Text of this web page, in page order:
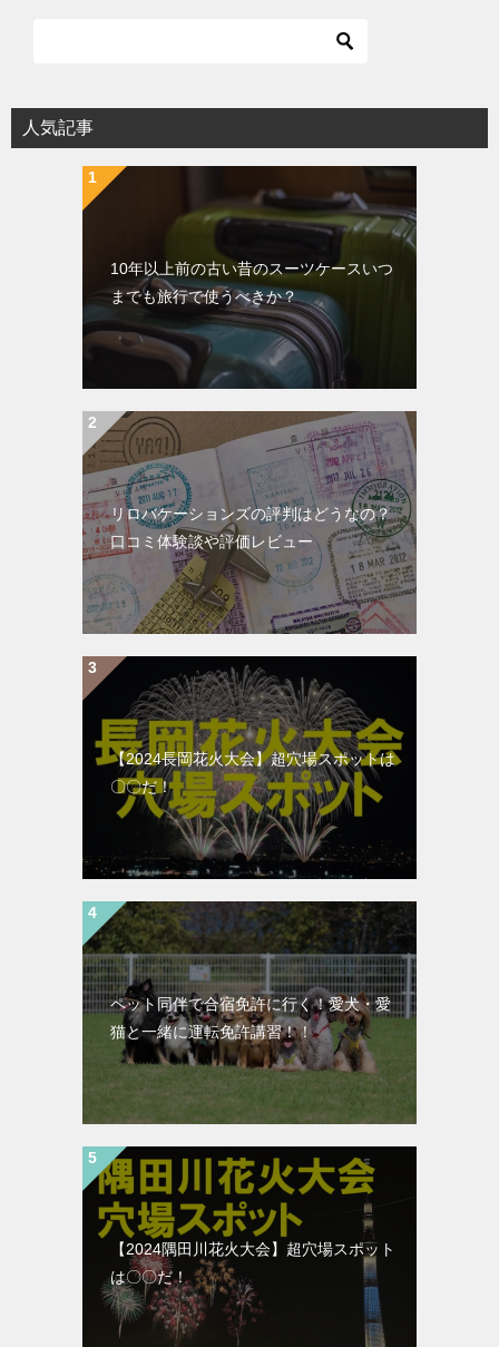
人気記事
10年以上前の古い昔のスーツケースいつ
までも旅行で使うべきか？
リロバケーションズの評判はどうなの？
口コミ体験談や評価レビュー
【2024長岡花火大会】超穴場スポットは
〇〇だ！
ペット同伴で合宿免許に行く！愛犬・愛
猫と一緒に運転免許講習！！
【2024隅田川花火大会】超穴場スポット
は〇〇だ！